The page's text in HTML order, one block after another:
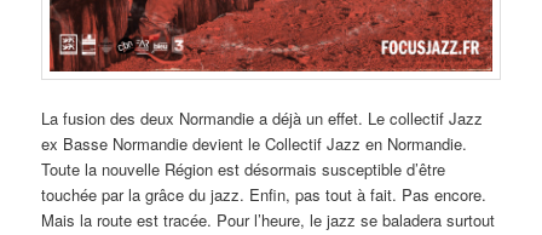
La fusion des deux Normandie a déjà un effet. Le collectif Jazz
ex Basse Normandie devient le Collectif Jazz en Normandie.
Toute la nouvelle Région est désormais susceptible d’être
touchée par la grâce du jazz. Enfin, pas tout à fait. Pas encore.
Mais la route est tracée. Pour l’heure, le jazz se baladera surtout